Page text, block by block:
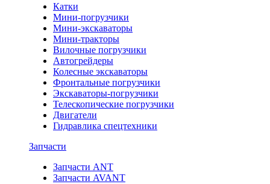
Катки
Мини-погрузчики
Мини-экскаваторы
Мини-тракторы
Вилочные погрузчики
Автогрейдеры
Колесные экскаваторы
Фронтальные погрузчики
Экскаваторы-погрузчики
Телескопические погрузчики
Двигатели
Гидравлика спецтехники
Запчасти
Запчасти ANT
Запчасти AVANT